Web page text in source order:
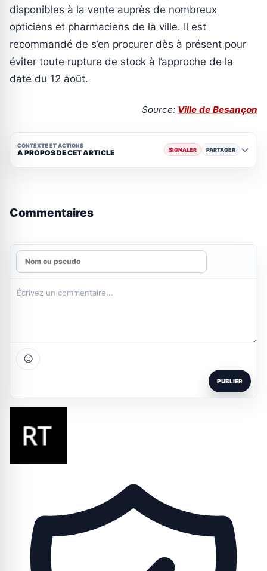
disponibles à la vente auprès de nombreux
opticiens et pharmaciens de la ville. Il est
recommandé de s’en procurer dès à présent pour
éviter toute rupture de stock à l’approche de la
date du 12 août.
Source: Ville de Besançon
CONTEXTE ET ACTIONS
A PROPOS DE CET ARTICLE SIGNALER PARTAGER
Commentaires
PUBLIER